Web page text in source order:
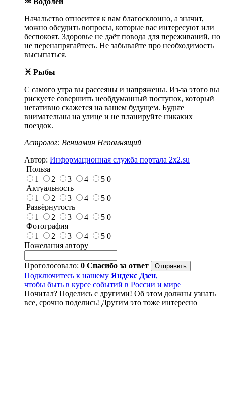
Начальство относится к вам благосклонно, а значит,
можно обсудить вопросы, которые вас интересуют или
беспокоят. Здоровье не даёт повода для переживаний, но
не перенапрягайтесь. Не забывайте про необходимость
высыпаться.
♓ Рыбы
С самого утра вы рассеяны и напряжены. Из-за этого вы
рискуете совершить необдуманный поступок, который
негативно скажется на вашем будущем. Будьте
внимательны на улице и не планируйте никаких
поездок.
Астролог: Вениамин Непомнящий
Автор: Информационная служба портала 2x2.su
Польза
1
2 3 4 5 0
Актуальность
1
2 3 4 5 0
Развёрнутость
1
2 3 4 5 0
Фотография
1
2 3 4 5 0
Пожелания автору
Проголосовало: 0 Спасибо за ответ
Подключитесь к нашему Яндекс Дзен,
чтобы быть в курсе событий в России и мире
Почитал? Поделись с другими! Об этом должны узнать
все, срочно поделись! Другим это тоже интересно